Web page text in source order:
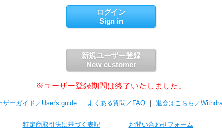
ログイン
Sign in
新規ユーザー登録
New customer
※ユーザー登録期間は終了いたしました。
ザーガイド／User's guide ｜ よくある質問／FAQ ｜ 退会はこちら／
特定商取引法に基づく表記 ｜ お問い合わせフォーム